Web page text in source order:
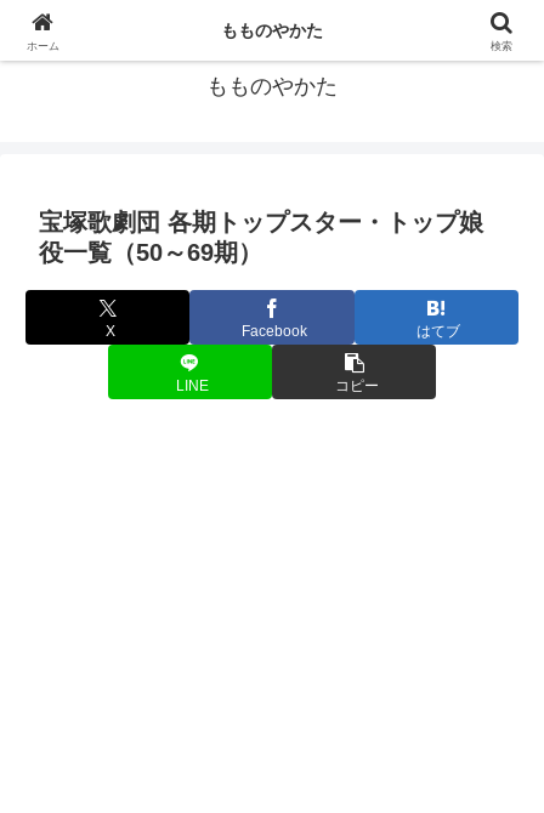
宝塚歌劇団の個人的データ集
もものやかた
宝塚歌劇団 各期トップスター・トップ娘
役一覧（50～69期）
X Facebook はてブ
LINE コピー
ホーム
もものやかた
検索